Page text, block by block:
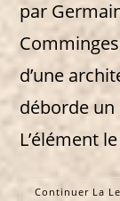
par
d’une
déborde un
L’élément
Continuer La